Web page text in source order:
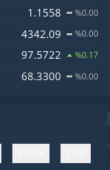
1.1558 %0.00
4342.09 %0.00
97.5722 %0.17
68.3300 %0.00